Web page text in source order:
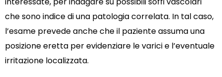
che sono indice di una patologia correlata. In tal caso,
l’esame prevede anche che il paziente assuma una
posizione eretta per evidenziare le varici e l’eventuale
irritazione localizzata.